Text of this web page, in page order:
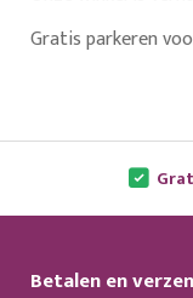
Gratis parkeren
Betalen en